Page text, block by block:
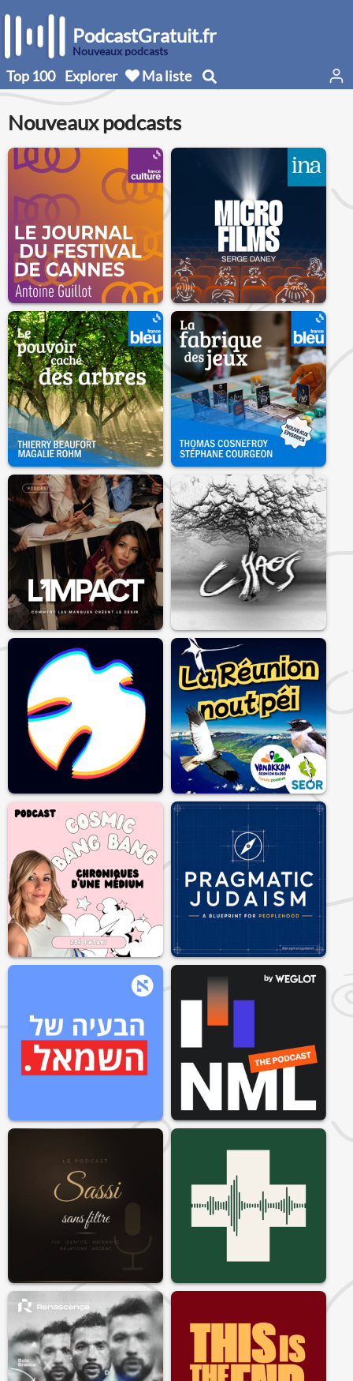
PodcastGratuit.fr
Nouveaux podcasts
Top 100 Explorer Ma liste
Nouveaux podcasts